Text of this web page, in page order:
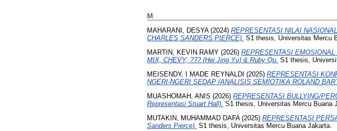
M
MAHARANI, DESYA(2024) REPRESENTASI NILAI
CHARLES SANDERS PIERCE). S1 thesis, Universitas Mercu
MARTIN, KEVIN RAMY (2026) REPRESENTASI
MIX, CHEVY, ??? (Hei Jing Yu) & Ruby Qu. S1 thesis,
MEISENDY, I MADE REYNALDI (2025) REPRESENTASI
NGERI-NGERI SEDAP (ANALISIS SEMIOTIKA ROLAND
MUASHOMAH, ANIS (2026) REPRESENTASI BULLYING/
Representasi Stuart Hall). S1 thesis, Universitas Mercu Buana
MUTAKIN, MUHAMMAD DAFA(2025) REPRESENTASI
Sanders Pierce). S1 thesis, Universitas Mercu Buana Jakarta.